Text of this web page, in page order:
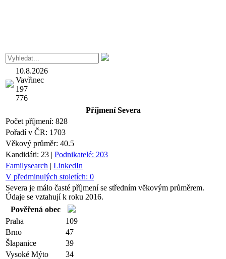
10.8.2026
Vavřinec
197
776
PříjmeníSevera
Počet příjmení: 828
Pořadí v ČR: 1703
Věkový průměr: 40.5
Kandidáti: 23 | Podnikatelé: 203
Familysearch | LinkedIn
V předminulých stoletích: 0
Severa je málo časté příjmení se středním věkovým průměrem.
Údaje se vztahují k roku 2016.
Pověřená obec
Praha
109
Brno
47
Šlapanice
39
Vysoké Mýto
34